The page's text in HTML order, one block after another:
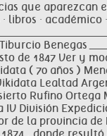
que aparezcan
libros ·
de 1847 Ver y
( 70 años )
Lealtad
Rufino
División
de la provincia de